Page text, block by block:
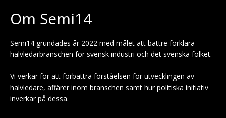
Om Semi14
Semi14 grundades år 2022 med målet att bättre förklara
halvledarbranschen för svensk industri och det svenska folket.
Vi verkar för att förbättra förståelsen för utvecklingen av
halvledare, affärer inom branschen samt hur politiska initiativ
inverkar på dessa.